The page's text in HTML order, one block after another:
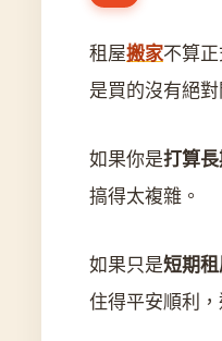
租屋搬家不算
是買的沒有絕對
如果你是打算
搞得太複雜。
如果只是短期
住得平安順利